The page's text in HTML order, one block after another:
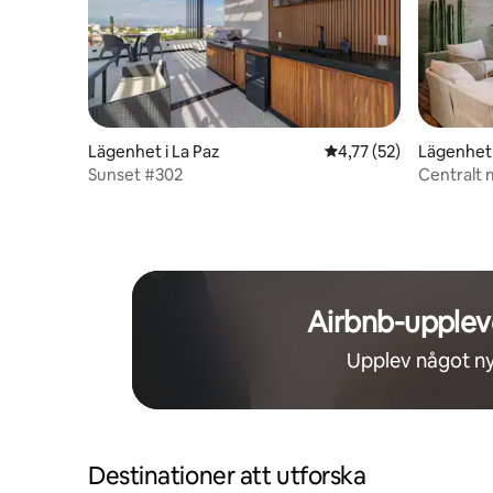
Lägenhet i La Paz 4,77 av 5 i
4,77 (52)
Sunset #302
Lägenhet
Centralt
Airbnb-
Upplev något
Destinationer att utforska